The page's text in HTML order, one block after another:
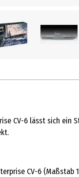
CV-6 lässt sich
CV-6 (Maßstab